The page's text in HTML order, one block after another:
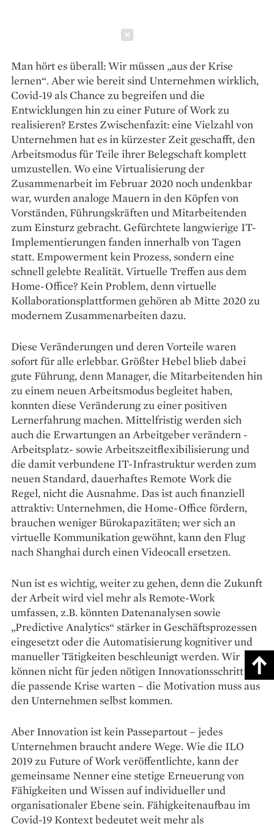
Man hört es überall: Wir müssen „aus der Krise
lernen“. Aber wie bereit sind Unternehmen wirklich,
Covid-19 als Chance zu begreifen und die
Entwicklungen hin zu einer Future of Work zu
realisieren? Erstes Zwischenfazit: eine Vielzahl von
Unternehmen hat es in kürzester Zeit geschafft, den
Arbeitsmodus für Teile ihrer Belegschaft komplett
umzustellen. Wo eine Virtualisierung der
Zusammenarbeit im Februar 2020 noch undenkbar
war, wurden analoge Mauern in den Köpfen von
Vorständen, Führungskräften und Mitarbeitenden
zum Einsturz gebracht. Gefürchtete langwierige IT-
Implementierungen fanden innerhalb von Tagen
statt. Empowerment kein Prozess, sondern eine
schnell gelebte Realität. Virtuelle Treffen aus dem
Home-Office? Kein Problem, denn virtuelle
Kollaborationsplattformen gehören ab Mitte 2020 zu
modernem Zusammenarbeiten dazu.
Diese Veränderungen und deren Vorteile waren
sofort für alle erlebbar. Größter Hebel blieb dabei
gute Führung, denn Manager, die Mitarbeitenden hin
zu einem neuen Arbeitsmodus begleitet haben,
konnten diese Veränderung zu einer positiven
Lernerfahrung machen. Mittelfristig werden sich
auch die Erwartungen an Arbeitgeber verändern -
Arbeitsplatz- sowie Arbeitszeitflexibilisierung und
die damit verbundene IT-Infrastruktur werden zum
neuen Standard, dauerhaftes Remote Work die
Regel, nicht die Ausnahme. Das ist auch finanziell
attraktiv: Unternehmen, die Home-Office fördern,
brauchen weniger Bürokapazitäten; wer sich an
virtuelle Kommunikation gewöhnt, kann den Flug
nach Shanghai durch einen Videocall ersetzen.
Nun ist es wichtig, weiter zu gehen, denn die Zukunft
der Arbeit wird viel mehr als Remote-Work
umfassen, z.B. könnten Datenanalysen sowie
„Predictive Analytics“ stärker in Geschäftsprozessen
eingesetzt oder die Automatisierung kognitiver und
manueller Tätigkeiten beschleunigt werden. Wir
können nicht für jeden nötigen Innovationsschritt auf
die passende Krise warten – die Motivation muss aus
den Unternehmen selbst kommen.
Aber Innovation ist kein Passepartout – jedes
Unternehmen braucht andere Wege. Wie die ILO
2019 zu Future of Work veröffentlichte, kann der
gemeinsame Nenner eine stetige Erneuerung von
Fähigkeiten und Wissen auf individueller und
organisationaler Ebene sein. Fähigkeitenaufbau im
Covid-19 Kontext bedeutet weit mehr als